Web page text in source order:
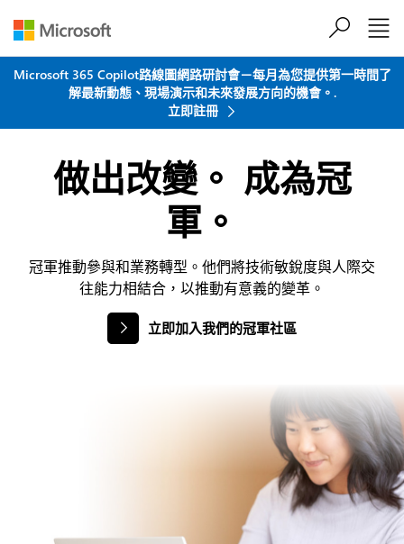
Microsoft 365 Copilot路線圖網路研討會－每月為您提供第一時間了
解最新動態、現場演示和未來發展方向的機會。.
立即註冊
做出改變。 成為冠
軍。
冠軍推動參與和業務轉型。他們將技術敏銳度與人際交
往能力相結合，以推動有意義的變革。
立即加入我們的冠軍社區